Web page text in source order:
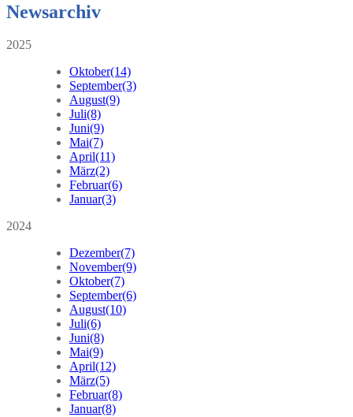
Newsarchiv
2025
Oktober(14)
September(3)
August(9)
Juli(8)
Juni(9)
Mai(7)
April(11)
März(2)
Februar(6)
Januar(3)
2024
Dezember(7)
November(9)
Oktober(7)
September(6)
August(10)
Juli(6)
Juni(8)
Mai(9)
April(12)
März(5)
Februar(8)
Januar(8)